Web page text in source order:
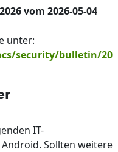
vom 2026-05-04
unter:
security/bulletin/20
IT-
Sollten weitere